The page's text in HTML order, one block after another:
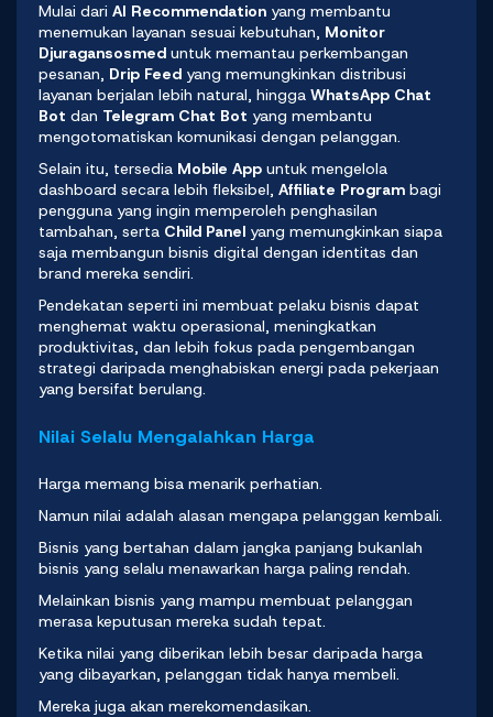
Mulai dari AI Recommendation yang membantu
menemukan layanan sesuai kebutuhan, Monitor
Djuragansosmed untuk memantau perkembangan
pesanan, Drip Feed yang memungkinkan distribusi
layanan berjalan lebih natural, hingga WhatsApp Chat
Bot dan Telegram Chat Bot yang membantu
mengotomatiskan komunikasi dengan pelanggan.
Selain itu, tersedia Mobile App untuk mengelola
dashboard secara lebih fleksibel, Affiliate Program bagi
pengguna yang ingin memperoleh penghasilan
tambahan, serta Child Panel yang memungkinkan siapa
saja membangun bisnis digital dengan identitas dan
brand mereka sendiri.
Pendekatan seperti ini membuat pelaku bisnis dapat
menghemat waktu operasional, meningkatkan
produktivitas, dan lebih fokus pada pengembangan
strategi daripada menghabiskan energi pada pekerjaan
yang bersifat berulang.
Nilai Selalu Mengalahkan Harga
Harga memang bisa menarik perhatian.
Namun nilai adalah alasan mengapa pelanggan kembali.
Bisnis yang bertahan dalam jangka panjang bukanlah
bisnis yang selalu menawarkan harga paling rendah.
Melainkan bisnis yang mampu membuat pelanggan
merasa keputusan mereka sudah tepat.
Ketika nilai yang diberikan lebih besar daripada harga
yang dibayarkan, pelanggan tidak hanya membeli.
Mereka juga akan merekomendasikan.